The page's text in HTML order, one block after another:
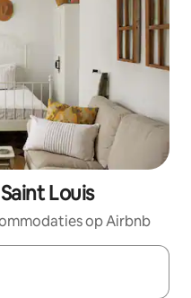
Louis
op Airbnb
zijn, maak je een keuze